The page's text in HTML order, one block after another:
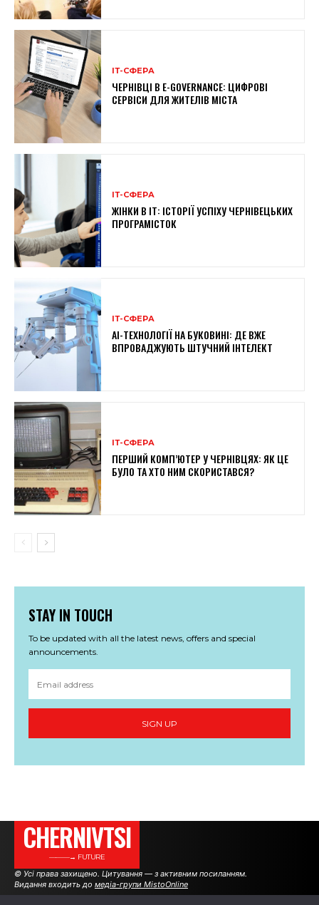
ІТ-СФЕРА
ЧЕРНІВЦІ В E-GOVERNANCE: ЦИФРОВІ
СЕРВІСИ ДЛЯ ЖИТЕЛІВ МІСТА
ІТ-СФЕРА
ЖІНКИ В ІТ: ІСТОРІЇ УСПІХУ ЧЕРНІВЕЦЬКИХ
ПРОГРАМІСТОК
ІТ-СФЕРА
AI-ТЕХНОЛОГІЇ НА БУКОВИНІ: ДЕ ВЖЕ
ВПРОВАДЖУЮТЬ ШТУЧНИЙ ІНТЕЛЕКТ
ІТ-СФЕРА
ПЕРШИЙ КОМП’ЮТЕР У ЧЕРНІВЦЯХ: ЯК ЦЕ
БУЛО ТА ХТО НИМ СКОРИСТАВСЯ?
STAY IN TOUCH
To be updated with all the latest news, offers and special
announcements.
SIGN UP
CHERNIVTSI
———→ FUTURE
© Усі права захищено. Цитування — з активним посиланням.
Видання входить до медіа-групи MistoOnline